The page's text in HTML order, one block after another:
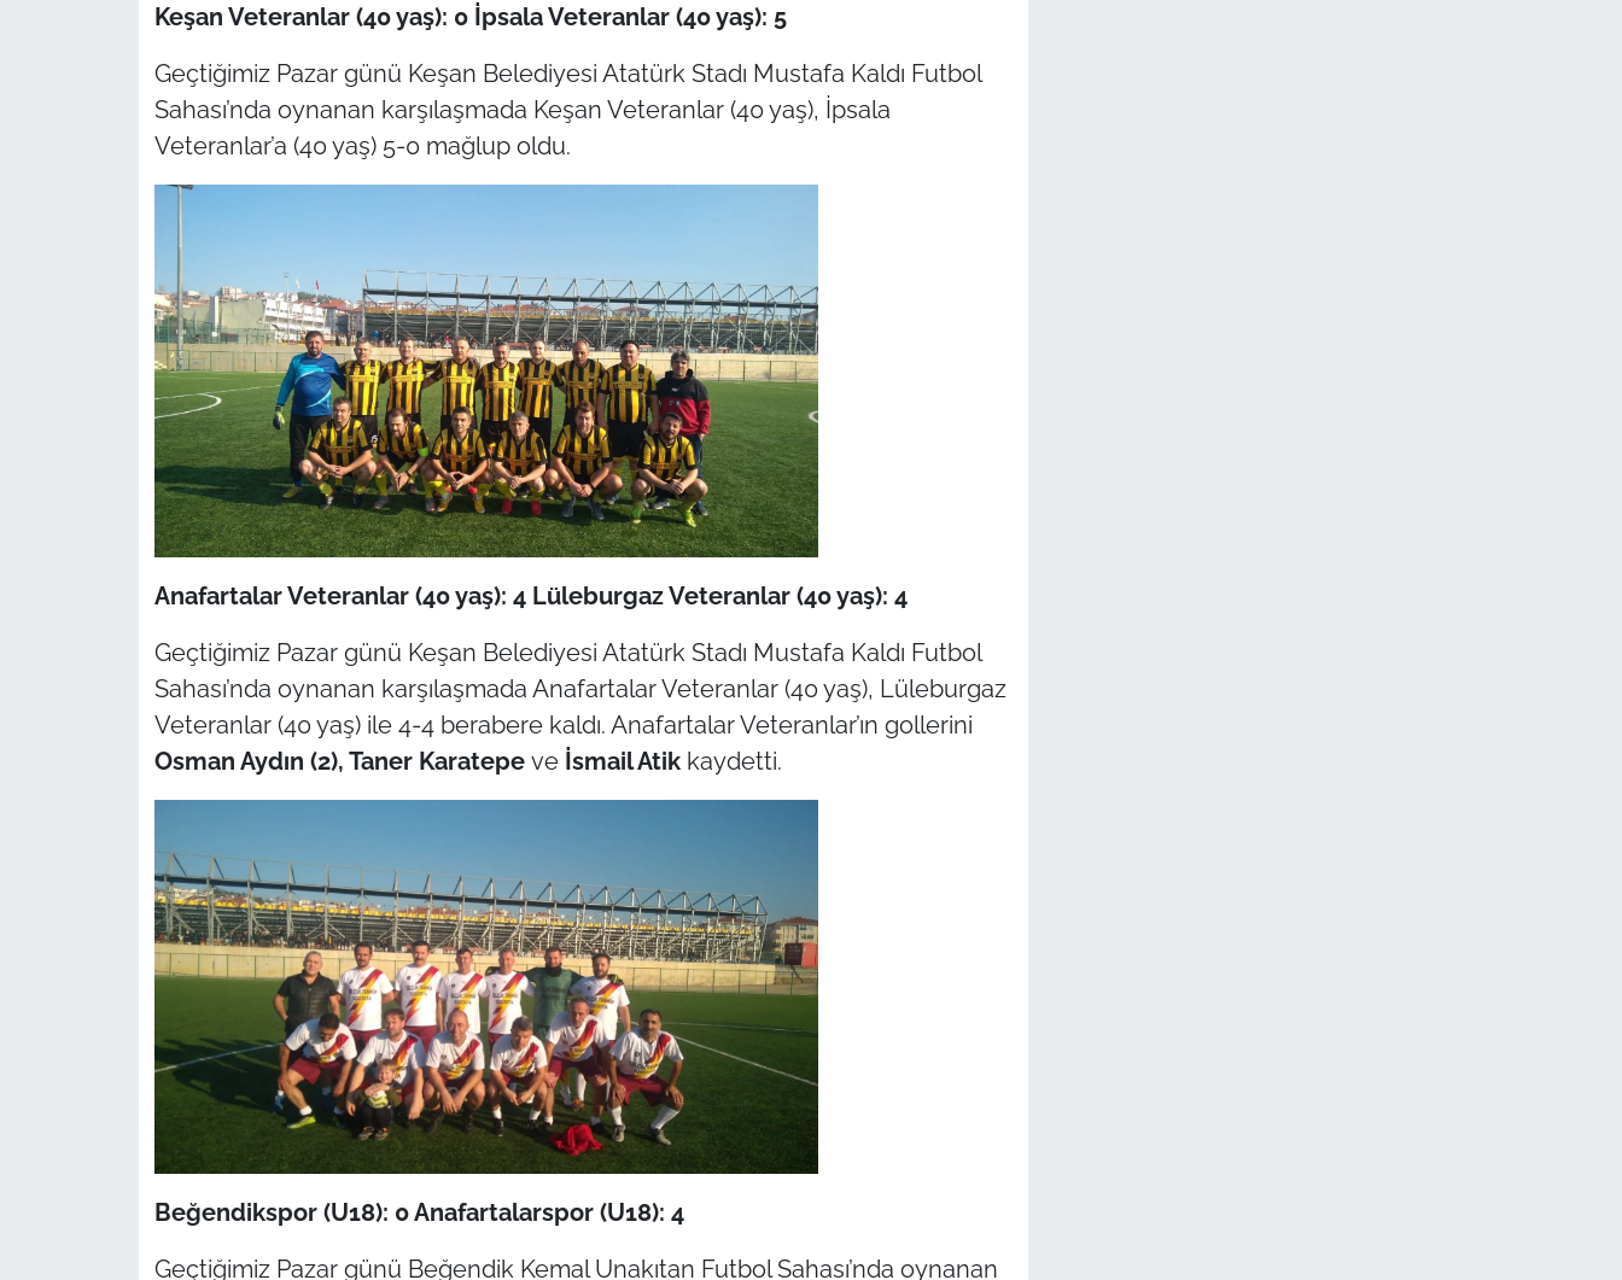
Keşan Veteranlar (40 yaş): 0 İpsala Veteranlar (40 yaş): 5
Geçtiğimiz Pazar günü Keşan Belediyesi Atatürk Stadı Mustafa Kaldı Futbol
Sahası’nda oynanan karşılaşmada Keşan Veteranlar (40 yaş), İpsala
Veteranlar’a (40 yaş) 5-0 mağlup oldu.
Anafartalar Veteranlar (40 yaş): 4 Lüleburgaz Veteranlar (40 yaş): 4
Geçtiğimiz Pazar günü Keşan Belediyesi Atatürk Stadı Mustafa Kaldı Futbol
Sahası’nda oynanan karşılaşmada Anafartalar Veteranlar (40 yaş), Lüleburgaz
Veteranlar (40 yaş) ile 4-4 berabere kaldı. Anafartalar Veteranlar’ın gollerini
Osman Aydın (2), Taner Karatepe ve İsmail Atik kaydetti.
Beğendikspor (U18): 0 Anafartalarspor (U18): 4
Geçtiğimiz Pazar günü Beğendik Kemal Unakıtan Futbol Sahası’nda oynanan